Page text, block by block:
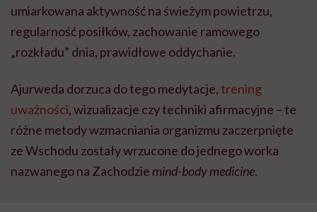
umiarkowana aktywność na świeżym powietrzu,
regularność posiłków, zachowanie ramowego
„rozkładu” dnia, prawidłowe oddychanie.
Ajurweda dorzuca do tego medytacje,trening
uważności, wizualizacje czy techniki afirmacyjne – te
różne metody wzmacniania organizmu zaczerpnięte
ze Wschodu zostały wrzucone do jednego worka
nazwanego na Zachodzie mind-body medicine.